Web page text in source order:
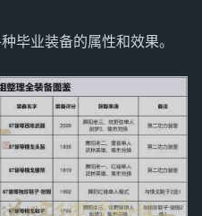
毕业装备的属性和效果。